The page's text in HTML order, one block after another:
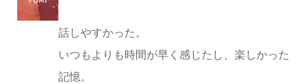
話しやすかった。
いつもよりも時間が早く感じたし、楽しかった
記憶。